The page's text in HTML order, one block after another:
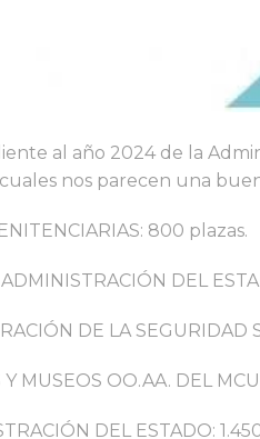
al año 2024 de la
nos parecen una
800 plazas.
DEL
DE LA SEGURIDAD
MUSEOS OO.AA. DEL
DEL ESTADO: